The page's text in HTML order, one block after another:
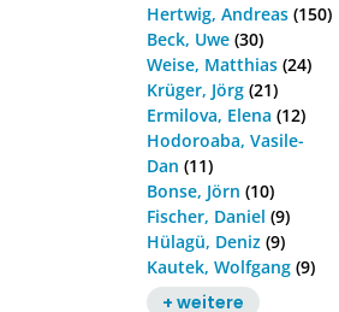
Hertwig, Andreas (150)
Beck, Uwe (30)
Weise, Matthias (24)
Krüger, Jörg (21)
Ermilova, Elena (12)
Hodoroaba, Vasile-
Dan (11)
Bonse, Jörn (10)
Fischer, Daniel (9)
Hülagü, Deniz (9)
Kautek, Wolfgang (9)
+ weitere